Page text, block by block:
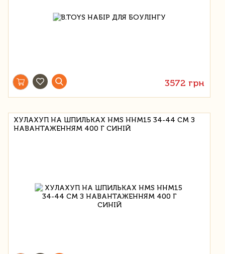
3572 грн
ХУЛАХУП НА ШПИЛЬКАХ HMS HHM15 34-44 СМ З
НАВАНТАЖЕННЯМ 400 Г СИНІЙ